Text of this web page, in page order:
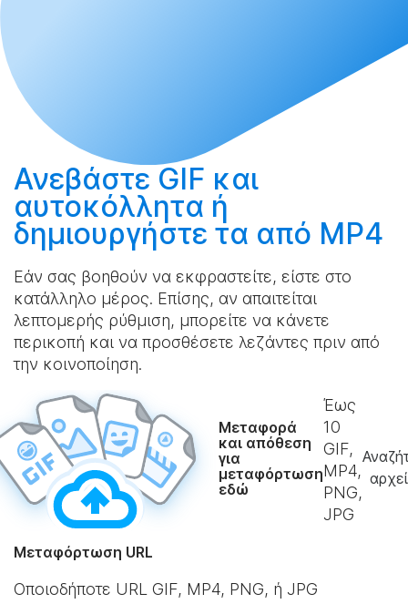
Ανεβάστε GIF και
αυτοκόλλητα ή
δημιουργήστε τα από MP4
Εάν σας βοηθούν να εκφραστείτε, είστε στο
κατάλληλο μέρος. Επίσης, αν απαιτείται
λεπτομερής ρύθμιση, μπορείτε να κάνετε
περικοπή και να προσθέσετε λεζάντες πριν από
την κοινοποίηση.
Μεταφορά
και απόθεση
για
μεταφόρτωση
εδώ
Έως
10
GIF,
MP4,
PNG,
JPG
Μεταφόρτωση URL
Οποιοδήποτε URL GIF, MP4, PNG, ή JPG